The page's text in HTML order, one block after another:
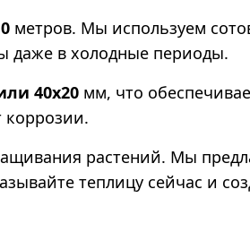
метров. Мы используем
даже в холодные периоды.
40х20 мм, что
коррозии.
растений. Мы
теплицу сейчас и